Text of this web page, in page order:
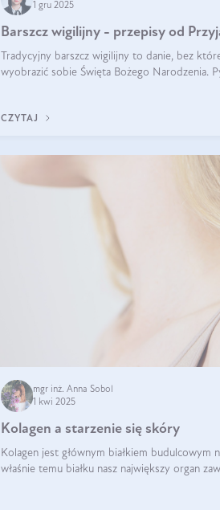
1 gru 2025
Barszcz wigilijny - przepisy od
Tradycyjny barszcz wigilijny to danie, bez
wyobrazić sobie Święta Bożego Narodzenia.
CZYTAJ
mgr inż. Anna Sobol
1 kwi 2025
Kolagen a starzenie się skóry
Kolagen jest głównym białkiem budulcowym
właśnie temu białku nasz największy organ